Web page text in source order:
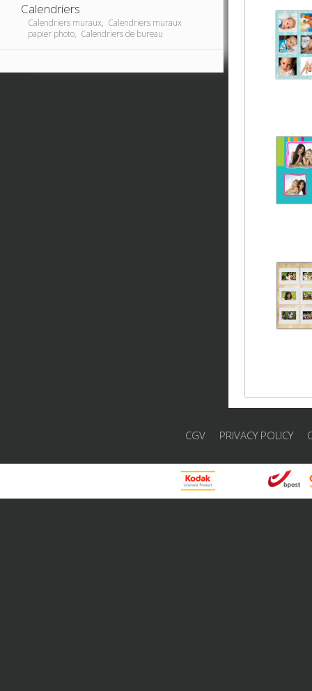
Calendriers
Calendriers muraux, Calendriers muraux
papier photo, Calendriers de bureau
CGV PRIVACY POLICY